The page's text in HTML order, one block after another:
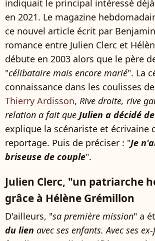
indiquait le principal intéressé
en 2021. Le magazine
ce nouvel article écrit par
romance entre Julien Clerc et
débute en 2003 alors que le père
"célibataire mais encore marié". La
connaissance dans les coulisses
Thierry Ardisson, Rive droite, rive
relation a fait que Julien a décidé de
explique la scénariste et écrivaine
reportage. Puis de préciser : "Je
briseuse de couple".
Julien Clerc, "un patriarche
grâce à Hélène Grémillon
D'ailleurs, "sa première mission" a
du lien avec ses enfants. Avec ses